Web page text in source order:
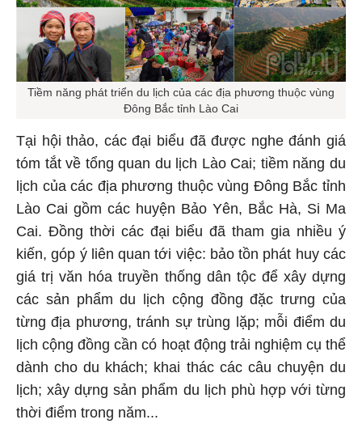
Tiềm năng phát triển du lịch của các địa phương thuộc vùng
Đông Bắc tỉnh Lào Cai
Tại hội thảo, các đại biểu đã được nghe đánh giá
tóm tắt về tổng quan du lịch Lào Cai; tiềm năng du
lịch của các địa phương thuộc vùng Đông Bắc tỉnh
Lào Cai gồm các huyện Bảo Yên, Bắc Hà, Si Ma
Cai. Đồng thời các đại biểu đã tham gia nhiều ý
kiến, góp ý liên quan tới việc: bảo tồn phát huy các
giá trị văn hóa truyền thống dân tộc để xây dựng
các sản phẩm du lịch cộng đồng đặc trưng của
từng địa phương, tránh sự trùng lặp; mỗi điểm du
lịch cộng đồng cần có hoạt động trải nghiệm cụ thể
dành cho du khách; khai thác các câu chuyện du
lịch; xây dựng sản phẩm du lịch phù hợp với từng
thời điểm trong năm...